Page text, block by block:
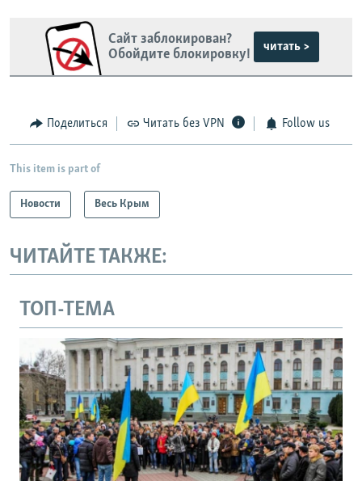
Сайт заблокирован?
Обойдите блокировку!
читать >
Поделиться Читать без VPN Follow us
This item is part of
Новости Весь Крым
ЧИТАЙТЕ ТАКЖЕ:
ТОП-ТЕМА